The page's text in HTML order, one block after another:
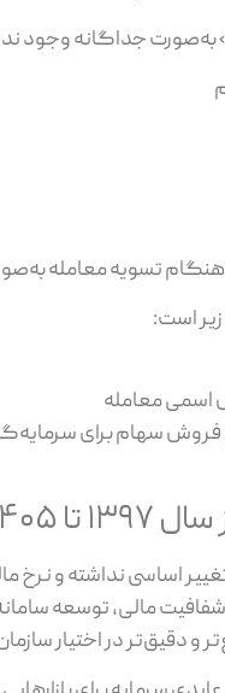
جداگانه وجود
هنگام تسویه معامله
فروش سهام برای
۱۴۰۵
مالی، توسعه
و دقیق‌تر در اختیار